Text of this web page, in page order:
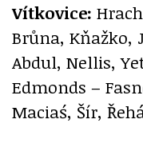
Vítkovice:
Brůna, Kňažko,
Abdul, Nellis,
Edmonds –
Maciaś, Šír,